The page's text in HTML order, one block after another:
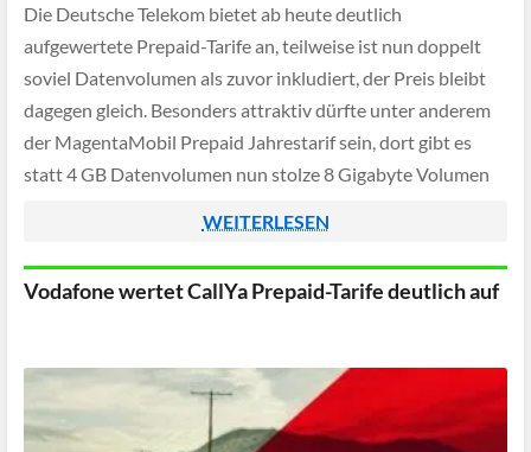
Die Deutsche Telekom bietet ab heute deutlich
aufgewertete Prepaid-Tarife an, teilweise ist nun doppelt
soviel Datenvolumen als zuvor inkludiert, der Preis bleibt
dagegen gleich. Besonders attraktiv dürfte unter anderem
der MagentaMobil Prepaid Jahrestarif sein, dort gibt es
statt 4 GB Datenvolumen nun stolze 8 Gigabyte Volumen
WEITERLESEN
Vodafone wertet CallYa Prepaid-Tarife deutlich auf